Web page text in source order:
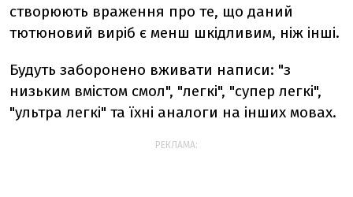
створюють враження про те, що даний
тютюновий виріб є менш шкідливим, ніж інші.
Будуть заборонено вживати написи: "з
низьким вмістом смол", "легкі", "супер легкі",
"ультра легкі" та їхні аналоги на інших мовах.
РЕКЛАМА: